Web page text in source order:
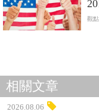
觀
相關文章
2026.08.06